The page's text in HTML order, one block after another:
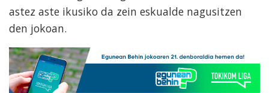
astez aste ikusiko da zein eskualde nagusitzen
den jokoan.